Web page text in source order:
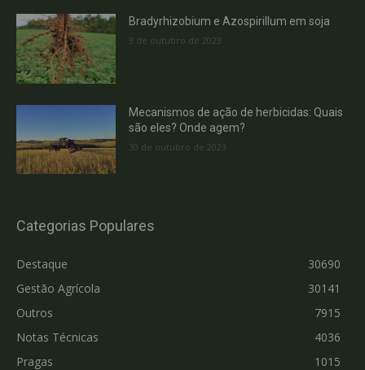
Bradyrhizobium e Azospirillum em soja
3 de outubro de 2023
Mecanismos de ação de herbicidas: Quais
são eles? Onde agem?
30 de outubro de 2023
Categorias Populares
Destaque
30690
Gestão Agrícola
30141
Outros
7915
Notas Técnicas
4036
Pragas
1015